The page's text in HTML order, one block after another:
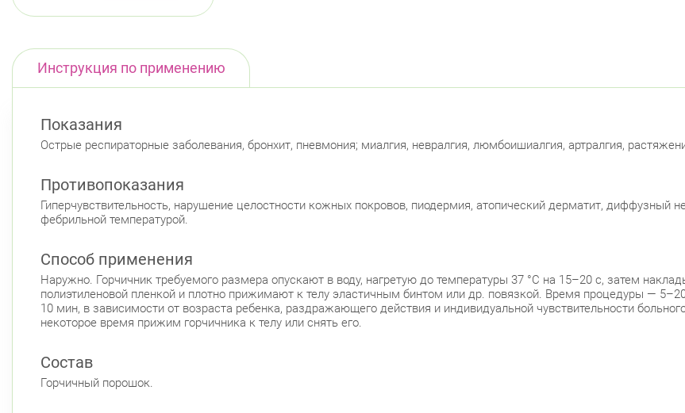
Инструкция по применению
Показания
Острые респираторные заболевания, бронхит, пневмония; миалгия, невралгия, люмбоишиалгия, артралгия,
Противопоказания
Гиперчувствительность, нарушение целостности кожных покровов, пиодермия, атопический дерматит, диффузный
фебрильной температурой.
Способ применения
Наружно. Горчичник требуемого размера опускают в воду, нагретую до температуры 37 °C на 15–20 с, затем
полиэтиленовой пленкой и плотно прижимают к телу эластичным бинтом или др. повязкой. Время процедуры —
10 мин, в зависимости от возраста ребенка, раздражающего действия и индивидуальной чувствительности
некоторое время прижим горчичника к телу или снять его.
Состав
Горчичный порошок.